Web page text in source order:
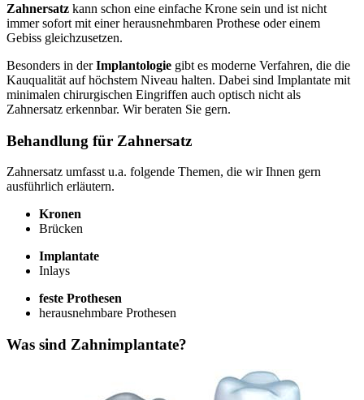
Zahnersatz kann schon eine einfache Krone sein und ist nicht
immer sofort mit einer herausnehmbaren Prothese oder einem
Gebiss gleichzusetzen.
Besonders in derImplantologie gibt es moderne Verfahren, die die
Kauqualität auf höchstem Niveau halten. Dabei sind Implantate mit
minimalen chirurgischen Eingriffen auch optisch nicht als
Zahnersatz erkennbar. Wir beraten Sie gern.
Behandlung für Zahnersatz
Zahnersatz umfasst u.a. folgende Themen, die wir Ihnen gern
ausführlich erläutern.
Kronen
Brücken
Implantate
Inlays
feste Prothesen
herausnehmbare Prothesen
Was sind Zahnimplantate?